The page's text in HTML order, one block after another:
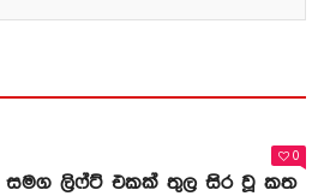
0
සමග ලිෆ්ට් එකක් තුල සිර වූ කත